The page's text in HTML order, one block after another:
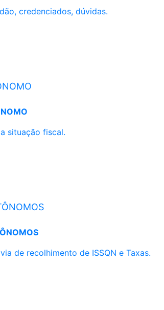
credenciados, dúvidas.
situação fiscal.
de recolhimento de ISSQN e Taxas.